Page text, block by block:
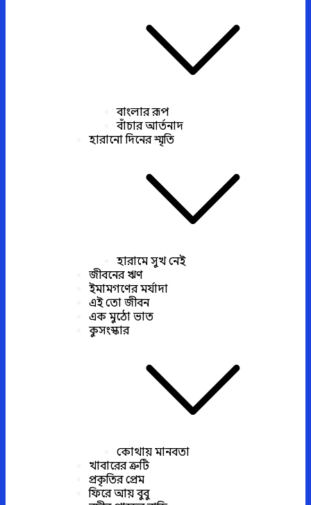
বাংলার রূপ
বাঁচার আর্তনাদ
হারানো দিনের স্মৃতি
হারামে সুখ নেই
জীবনের ঋণ
ইমামগণের মর্যাদা
এই তো জীবন
এক মুঠো ভাত
কুসংস্কার
কোথায় মানবতা
খাবারের ত্রুটি
প্রকৃতির প্রেম
ফিরে আয় বুবু